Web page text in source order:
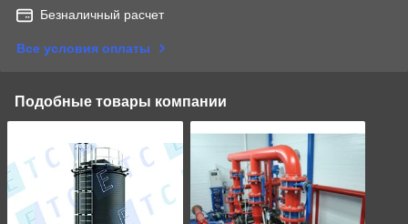
Безналичный расчет
Все условия оплаты
Подобные товары компании